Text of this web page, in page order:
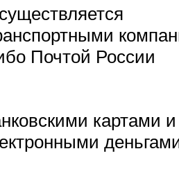
Почтой России
картами и